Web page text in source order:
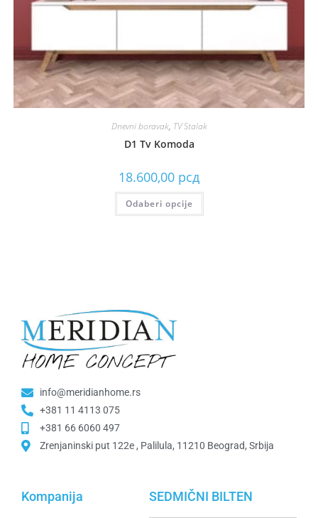
Dnevni boravak, TV Stalak
D1 Tv Komoda
18.600,00 рсд
Odaberi opcije
info@meridianhome.rs
+381 11 4113 075
+381 66 6060 497
Zrenjaninski put 122e , Palilula, 11210 Beograd, Srbija
Kompanija SEDMIČNI BILTEN